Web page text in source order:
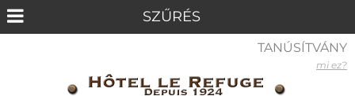
TANÚSÍTVÁNY
mi ez?